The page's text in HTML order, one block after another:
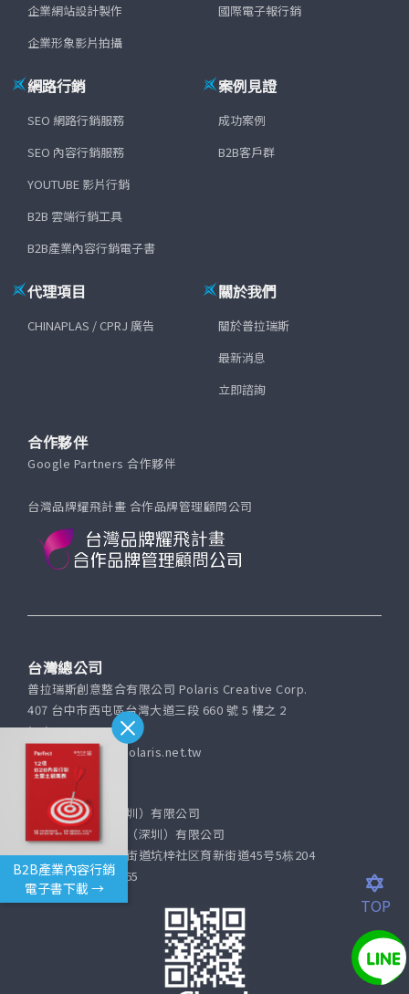
B2B產業內容行銷
電子書下載 →
企業網站設計製作
企業形象影片拍攝
國際電子報行銷
網路行銷
SEO 網路行銷服務
SEO 內容行銷服務
YOUTUBE 影片行銷
B2B 雲端行銷工具
B2B產業內容行銷電子書
案例見證
成功案例
B2B客戶群
代理項目
CHINAPLAS / CPRJ 廣告
關於我們
關於普拉瑞斯
最新消息
立即諮詢
合作夥伴
Google Partners 合作夥伴
台灣品牌耀飛計畫 合作品牌管理顧問公司
台灣總公司
普拉瑞斯創意整合有限公司 Polaris Creative Corp.
407 台中市西屯區台灣大道三段 660 號 5 樓之 2
(04)2451-7070
Email: service@polaris.net.tw
深圳分公司
霍普營銷策劃（深圳）有限公司
普拉瑞斯營銷策劃（深圳）有限公司
深圳市坪山区坑梓街道坑梓社区育新街道45号5栋204
+86-755-8177-5465
TOP